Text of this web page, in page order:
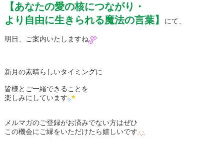
【あなたの愛の核につながり・
より自由に生きられる魔法の言葉】
にて、
明日、ご案内いたしますね
新月の素晴らしいタイミングに
皆様とご一緒できることを
楽しみにしています
メルマガのご登録がお済みでない方はぜひ
この機会にご縁をいただけたら嬉しいです